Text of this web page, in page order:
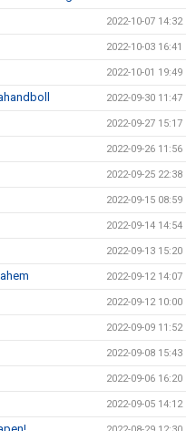
2022-10-07 14:32
2022-10-03 16:41
2022-10-01 19:49
2022-09-30 11:47
2022-09-27 15:17
2022-09-26 11:56
2022-09-25 22:38
2022-09-15 08:59
2022-09-14 14:54
2022-09-13 15:20
2022-09-12 14:07
2022-09-12 10:00
2022-09-09 11:52
2022-09-08 15:43
2022-09-06 16:20
2022-09-05 14:12